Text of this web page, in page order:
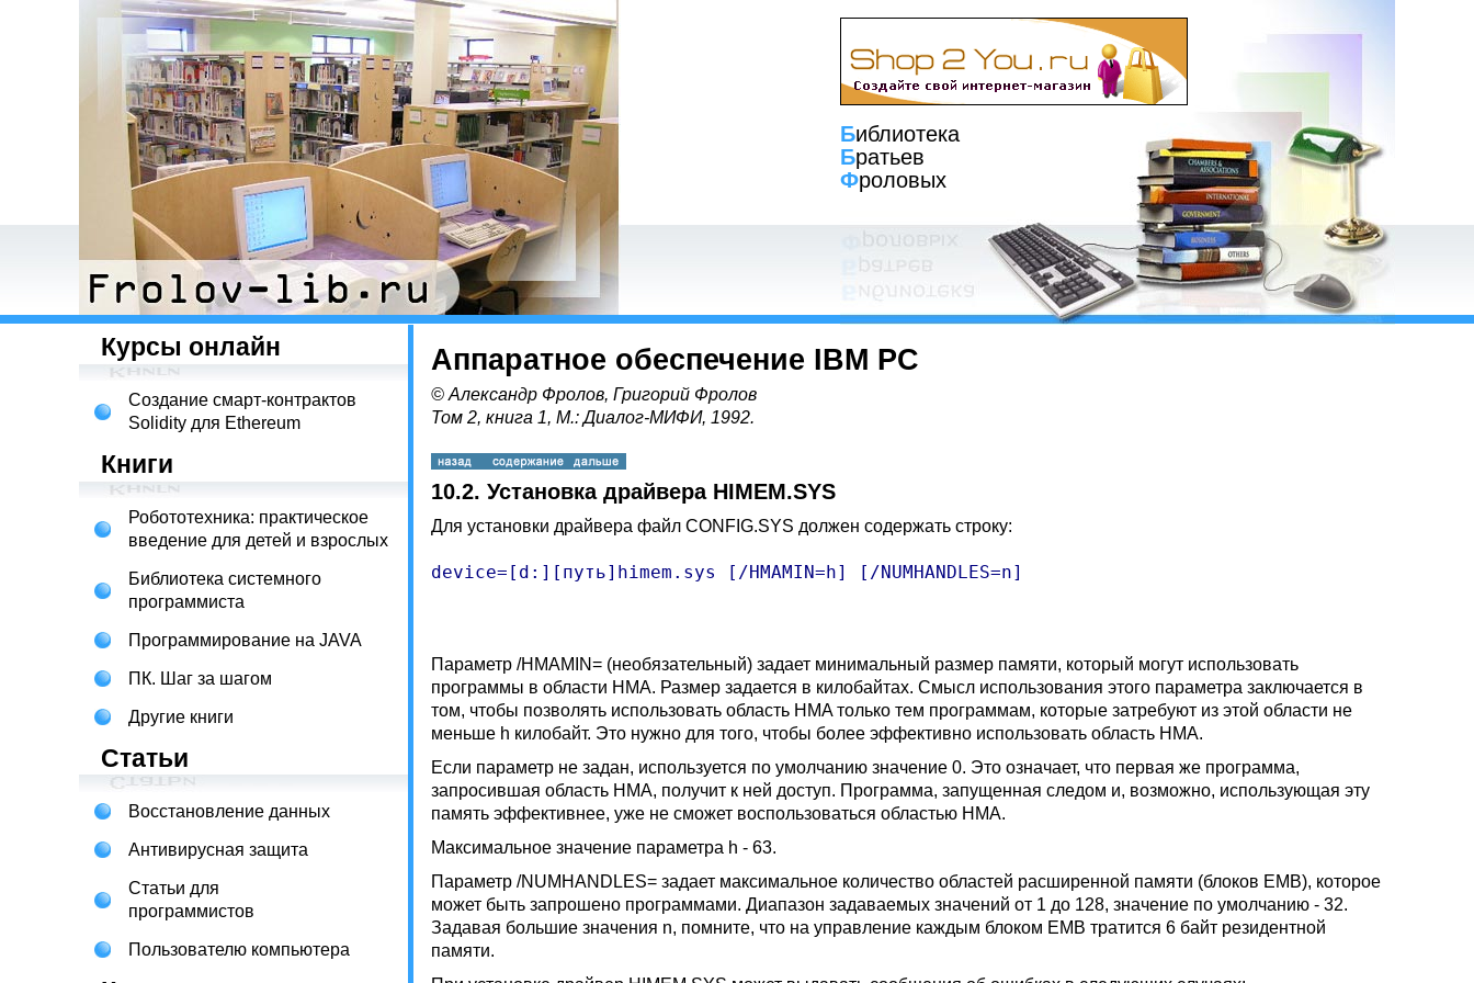
Библиотека
Братьев
Фроловых
Курсы онлайн
Создание смарт-контрактов
Solidity для Ethereum
Книги
Робототехника: практическое
введение для детей и взрослых
Библиотека системного
программиста
Программирование на JAVA
ПК. Шаг за шагом
Другие книги
Статьи
Восстановление данных
Антивирусная защита
Статьи для
программистов
Пользователю компьютера
Аппаратное обеспечение IBM PC
© Александр Фролов, Григорий Фролов
Том 2, книга 1, М.: Диалог-МИФИ, 1992.
10.2. Установка драйвера HIMEM.SYS
Для установки драйвера файл CONFIG.SYS должен содержать строку:
device=[d:][путь]himem.sys [/HMAMIN=h] [/NUMHANDLES=n]
Параметр /HMAMIN= (необязательный) задает минимальный размер памяти, который могут использовать
программы в области HMA. Размер задается в килобайтах. Смысл использования этого параметра заключается в
том, чтобы позволять использовать область HMA только тем программам, которые затребуют из этой области не
меньше h килобайт. Это нужно для того, чтобы более эффективно использовать область HMA.
Если параметр не задан, используется по умолчанию значение 0. Это означает, что первая же программа,
запросившая область HMA, получит к ней доступ. Программа, запущенная следом и, возможно, использующая эту
память эффективнее, уже не сможет воспользоваться областью HMA.
Максимальное значение параметра h - 63.
Параметр /NUMHANDLES= задает максимальное количество областей расширенной памяти (блоков EMB), которое
может быть запрошено программами. Диапазон задаваемых значений от 1 до 128, значение по умолчанию - 32.
Задавая большие значения n, помните, что на управление каждым блоком EMB тратится 6 байт резидентной
памяти.